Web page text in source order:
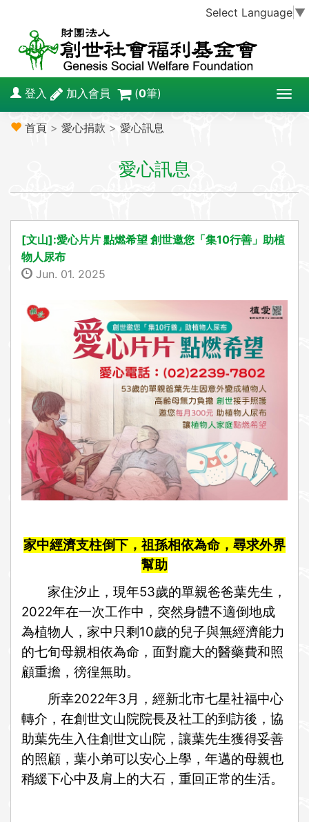
Select Language ▼
T
o
a
v
t
登入 加入會員 (0筆)
首頁 > 愛心捐款 > 愛心訊息
愛心訊息
[文山]:愛心片片 點燃希望 創世邀您「集10行善」助植
物人尿布
Jun. 01. 2025
家中經濟支柱倒下，祖孫相依為命，尋求外界
幫助
家住汐止，現年53歲的單親爸爸葉先生，
2022年在一次工作中，突然身體不適倒地成
為植物人，家中只剩10歲的兒子與無經濟能力
的七旬母親相依為命，面對龐大的醫藥費和照
顧重擔，徬徨無助。
所幸2022年3月，經新北市七星社福中心
轉介，在創世文山院院長及社工的到訪後，協
助葉先生入住創世文山院，讓葉先生獲得妥善
的照顧，葉小弟可以安心上學，年邁的母親也
稍緩下心中及肩上的大石，重回正常的生活。